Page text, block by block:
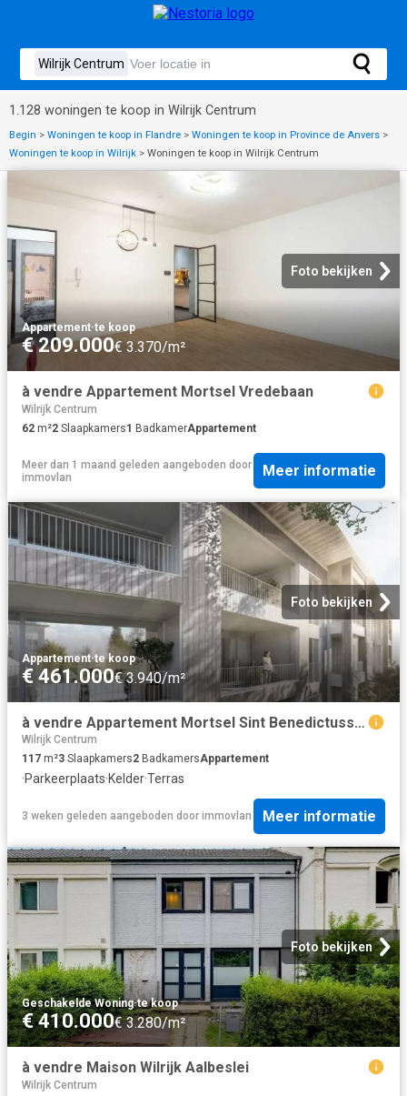
1.128 woningen te koop in Wilrijk Centrum
Begin > Woningen te koop in Flandre > Woningen te koop in Province de Anvers >
Woningen te koop in Wilrijk > Woningen te koop in Wilrijk Centrum
Foto bekijken
Appartement·te koop
€ 209.000€ 3.370/m²
à vendre Appartement Mortsel Vredebaan
Wilrijk Centrum
62 m²2 Slaapkamers1 BadkamerAppartement
Meer dan 1 maand geleden aangeboden door
immovlan
Meer informatie
Foto bekijken
Appartement·te koop
€ 461.000€ 3.940/m²
à vendre Appartement Mortsel Sint Benedictusstraat
Wilrijk Centrum
117 m²3 Slaapkamers2 BadkamersAppartement
·Parkeerplaats·Kelder·Terras
3 weken geleden aangeboden door immovlan Meer informatie
Foto bekijken
Geschakelde Woning·te koop
€ 410.000€ 3.280/m²
à vendre Maison Wilrijk Aalbeslei
Wilrijk Centrum